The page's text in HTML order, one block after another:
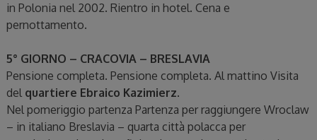
in Polonia nel 2002. Rientro in hotel. Cena e
pernottamento.
5° GIORNO – CRACOVIA – BRESLAVIA
Pensione completa. Pensione completa. Al mattino Visita
delquartiere Ebraico Kazimierz.
Nel pomeriggio partenza Partenza per raggiungere Wroclaw
– in italiano Breslavia – quarta città polacca per